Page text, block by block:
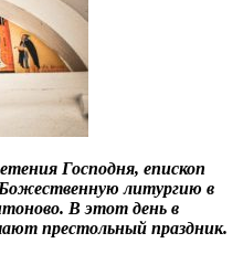
Господня, епископ
литургию в
В этот день в
престольный праздник.